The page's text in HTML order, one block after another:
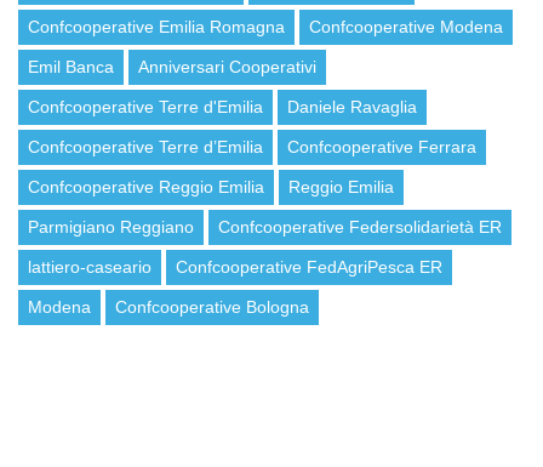
Confcooperative Emilia Romagna Confcooperative Modena
Emil Banca Anniversari Cooperativi
Confcooperative Terre d'Emilia Daniele Ravaglia
Confcooperative Terre d’Emilia Confcooperative Ferrara
Confcooperative Reggio Emilia Reggio Emilia
Parmigiano Reggiano Confcooperative Federsolidarietà ER
lattiero-caseario Confcooperative FedAgriPesca ER
Modena Confcooperative Bologna